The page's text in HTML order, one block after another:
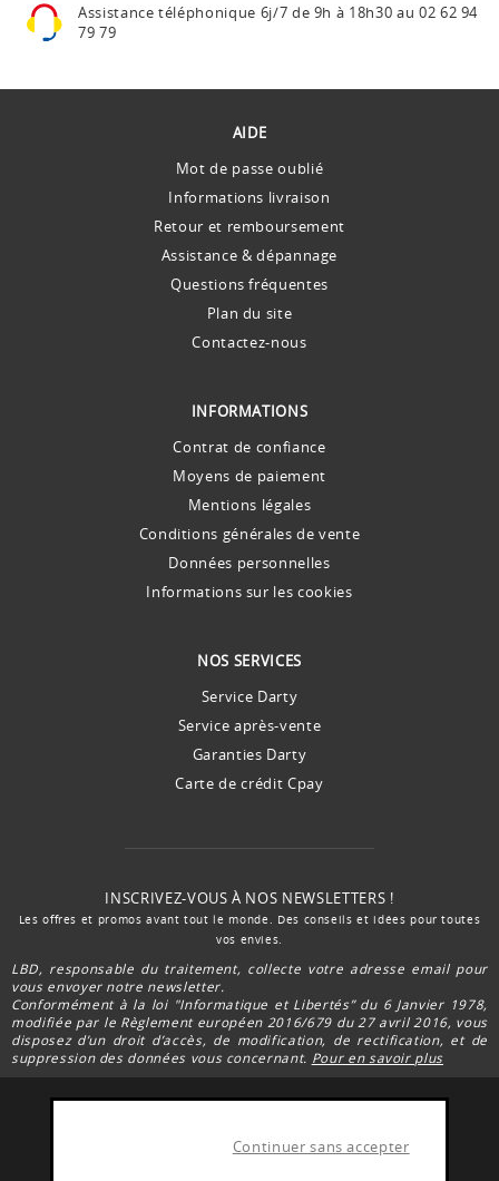
Continuer sans accepter
Assistance téléphonique 6j/7 de 9h à 18h30 au 02 62 94
79 79
AIDE
Mot de passe oublié
Informations livraison
Retour et remboursement
Assistance & dépannage
Questions fréquentes
Plan du site
Contactez-nous
INFORMATIONS
Contrat de confiance
Moyens de paiement
Mentions légales
Conditions générales de vente
Données personnelles
Informations sur les cookies
NOS SERVICES
Service Darty
Service après-vente
Garanties Darty
Carte de crédit Cpay
INSCRIVEZ-VOUS À NOS NEWSLETTERS !
Les offres et promos avant tout le monde. Des conseils et idées pour toutes
vos envies.
LBD, responsable du traitement, collecte votre adresse email pour
vous envoyer notre newsletter.
Conformément à la loi "Informatique et Libertés” du 6 Janvier 1978,
modifiée par le Règlement européen 2016/679 du 27 avril 2016, vous
disposez d’un droit d’accès, de modification, de rectification, et de
suppression des données vous concernant. Pour en savoir plus
FACEBOOK DARTY